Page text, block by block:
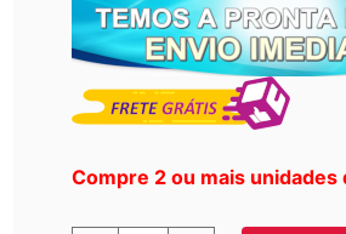
Compre 2 ou mais